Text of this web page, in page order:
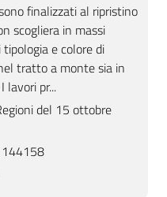
finalizzati al ripristino
scogliera in massi
e colore di
tratto a monte sia in
lavori pr...
del 15 ottobre